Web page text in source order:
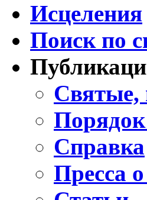
Исцеления
Поиск по
Святые,
Справка
Пресса